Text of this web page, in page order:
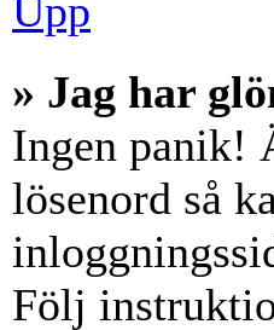
Upp
» Jag har
Ingen panik!
lösenord så
Följ